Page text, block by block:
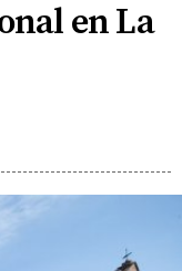
en La